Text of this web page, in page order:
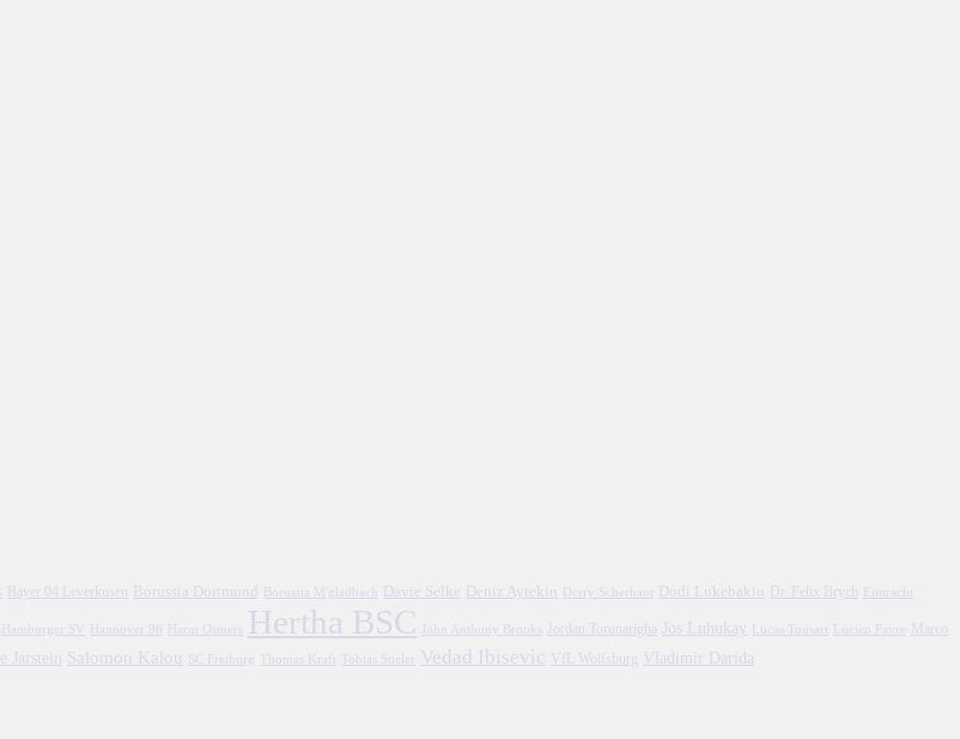
Bayer 04 Leverkusen Borussia Dortmund Borussia M'gladbach Davie Selke Deniz Aytekin Derry Scherhant Dodi Lukebakio Dr. Felix Brych
Hamburger SV Hertha BSC Jordan Torunarigha Jos Luhukay
Marco
Jarstein Salomon Kalou SC Freiburg Tobias Stieler Vedad Ibisevic VfL Wolfsburg Vladimir Darida